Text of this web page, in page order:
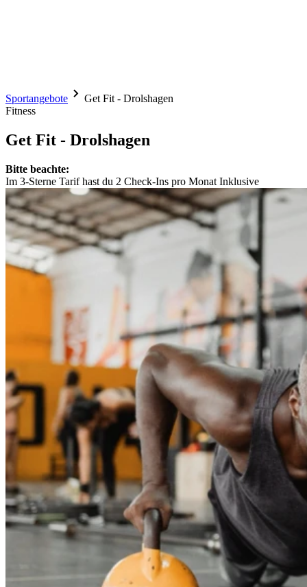
Sportangebote
Get Fit - Drolshagen
Fitness
Get Fit - Drolshagen
Bitte beachte:
Im 3-Sterne Tarif hast du 2 Check-Ins pro Monat Inklusive